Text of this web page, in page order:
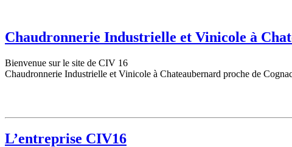
Chaudronnerie Industrielle et Vinicole à
Bienvenue sur le site de CIV 16
Chaudronnerie Industrielle et Vinicole à Chateaubernard proche de
L’entreprise CIV16